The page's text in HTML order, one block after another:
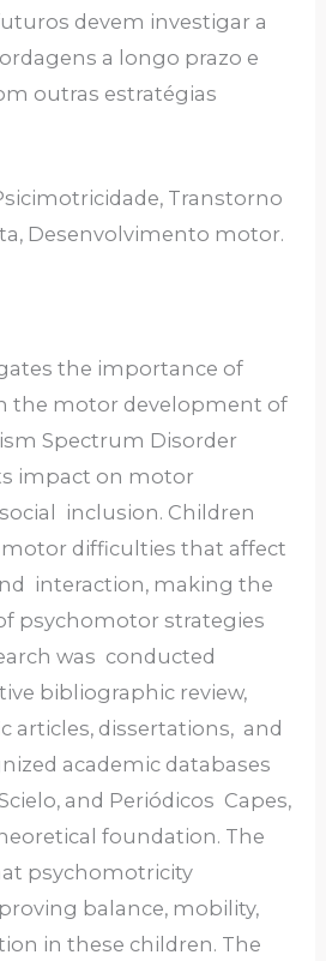
devem investigar a
a longo prazo e
outras estratégias
Transtorno
Desenvolvimento motor.
the importance of
the motor development of
Spectrum Disorder
impact on motor
inclusion. Children
difficulties that affect
interaction, making the
psychomotor strategies
was conducted
bibliographic review,
articles, dissertations, and
academic databases
and Periódicos Capes,
foundation. The
psychomotricity
balance, mobility,
in these children. The